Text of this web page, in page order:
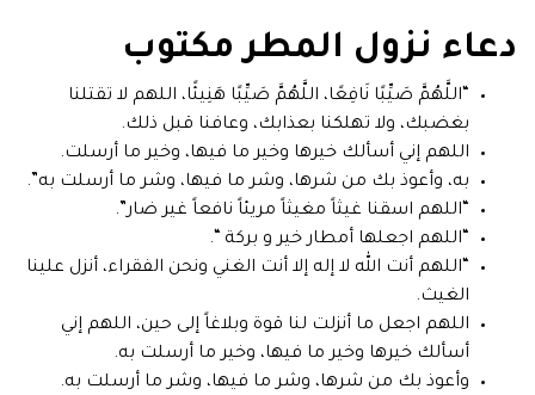
دعاء نزول المطر مكتوب
“اللَّهُمَّ صَيِّبًا نَافِعًا، اللَّهُمَّ صَيِّبًا هَنِيئًا، اللهم لا تقتلنا
بغضبك، ولا تهلكنا بعذابك، وعافنا قبل ذلك.
اللهم إني أسألك خيرها وخير ما فيها، وخير ما أرسلت.
به، ‏وأعوذ‎ ‎بك من شرها، وشر ما فيها، وشر ما أرسلت به”.
“اللهم اسقنا غيثاً مغيثاً مريئاً نافعاً غير ضار”.
“اللهم اجعلها أمطار خير و بركة “.
“اللهم أنت الله لا إله إلا أنت الغني ونحن الفقراء، أنزل علينا
الغيث.
اللهم اجعل ما أنزلت لنا قوة وبلاغاً إلى حين، اللهم إني
أسألك خيرها وخير ما فيها، وخير ما أرسلت به.
‏وأعوذ‎ ‎بك من شرها، وشر ما فيها، وشر ما أرسلت به.